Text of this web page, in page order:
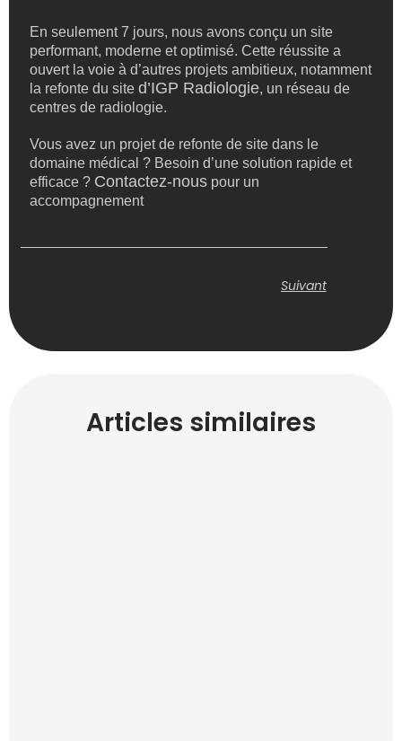
En seulement 7 jours, nous avons conçu un site
performant, moderne et optimisé. Cette réussite a
ouvert la voie à d’autres projets ambitieux, notamment
la refonte du site d’IGP Radiologie, un réseau de
centres de radiologie.
Vous avez un projet de refonte de site dans le
domaine médical ? Besoin d’une solution rapide et
efficace ? Contactez-nous pour un
accompagnement
Suivant
Articles similaires